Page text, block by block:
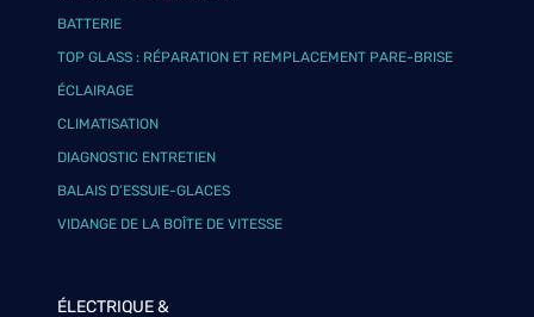
BATTERIE
TOP GLASS : RÉPARATION ET REMPLACEMENT PARE-BRISE
ÉCLAIRAGE
CLIMATISATION
DIAGNOSTIC ENTRETIEN
BALAIS D’ESSUIE-GLACES
VIDANGE DE LA BOÎTE DE VITESSE
ÉLECTRIQUE &